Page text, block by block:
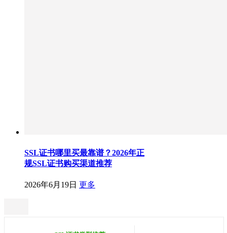
SSL证书哪里买最靠谱？2026年正
规SSL证书购买渠道推荐
2026年6月19日 更多